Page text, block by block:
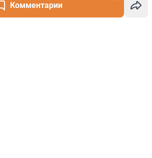
Комментарии